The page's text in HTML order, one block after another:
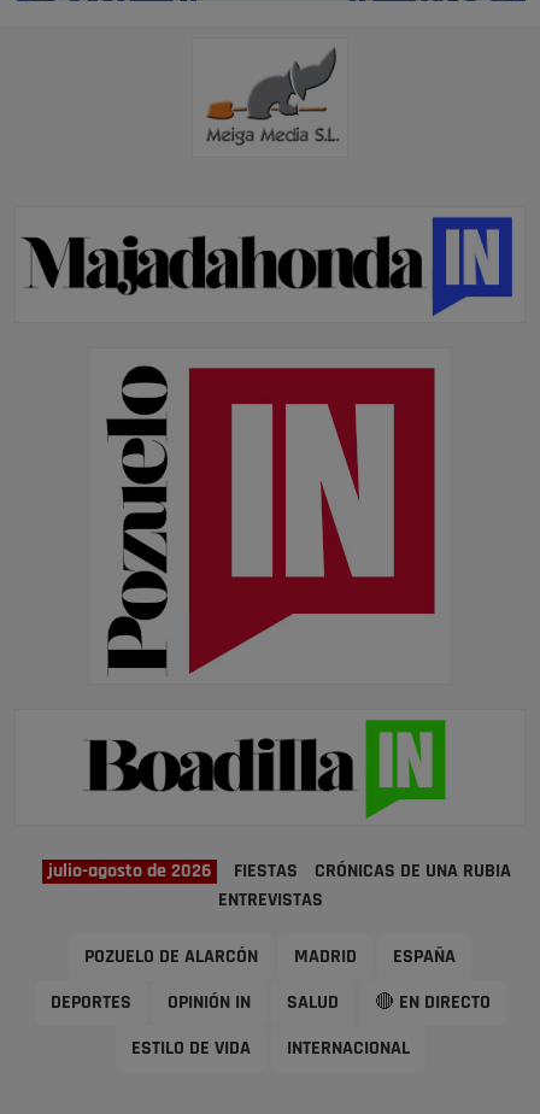
julio-agosto de 2026 FIESTAS
CRÓNICAS DE UNA RUBIA
ENTREVISTAS
POZUELO DE ALARCÓN MADRID ESPAÑA
DEPORTES OPINIÓN IN SALUD 🔴 EN DIRECTO
ESTILO DE VIDA INTERNACIONAL